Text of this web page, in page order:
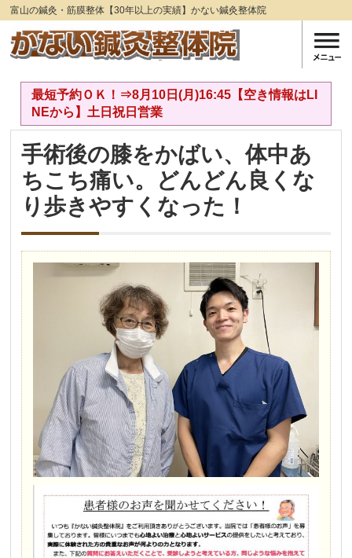
富山の鍼灸・筋膜整体【30年以上の実績】かない鍼灸整体院
最短予約ＯＫ！⇒8月10日(月)16:45【空き情報はLI
NEから】土日祝日営業
手術後の膝をかばい、体中あ
ちこち痛い。どんどん良くな
り歩きやすくなった！